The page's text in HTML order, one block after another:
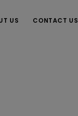
US CONTACT US